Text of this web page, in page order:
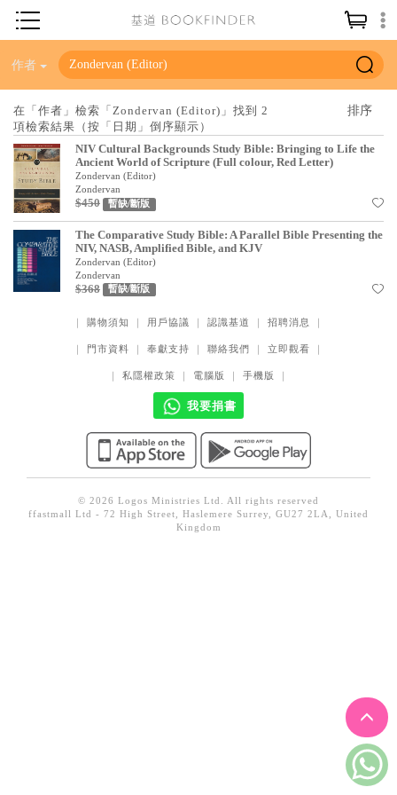
神學／教義
聖經
信仰入門
教會歷史
靈修／禱告
信徒生活
教會事工
分齡牧養
社會／倫理
哲學／宗教比較
文藝／勵志
童書
精選影音
作者
在「作者」檢索「Zondervan (Editor)」找到 2
項檢索結果（按「日期」倒序顯示）
NIV Cultural Backgrounds Study Bible: Bringing to Life the
Ancient World of Scripture (Full colour, Red Letter)
Zondervan (Editor)
Zondervan
$450 暫缺/斷版
The Comparative Study Bible: A Parallel Bible Presenting the
NIV, NASB, Amplified Bible, and KJV
Zondervan (Editor)
Zondervan
$368 暫缺/斷版
｜ 購物須知 ｜ 用戶協議 ｜ 認識基道 ｜ 招聘消息 ｜
｜ 門市資料 ｜ 奉獻支持 ｜ 聯絡我們 ｜ 立即觀看 ｜
｜ 私隱權政策 ｜ 電腦版 ｜ 手機版 ｜
我要捐書
© 2026 Logos Ministries Ltd. All rights reserved
ffastmall Ltd - 72 High Street, Haslemere Surrey, GU27 2LA, United
Kingdom